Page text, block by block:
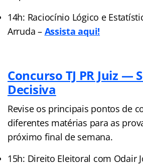
14h: Raciocínio Lógico e
Arruda – Assista aqui!
Concurso TJ PR Juiz —
Decisiva
Revise os principais pontos de
diferentes matérias para as
próximo final de semana.
15h: Direito Eleitoral com Odair